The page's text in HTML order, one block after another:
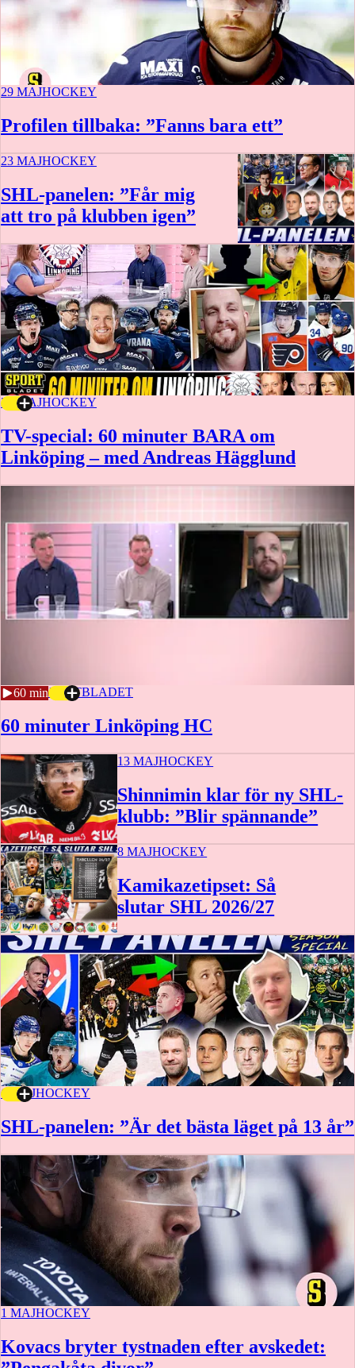
29 MAJHOCKEY
Profilen tillbaka: ”Fanns bara ett”
23 MAJHOCKEY
SHL-panelen: ”Får mig
att tro på klubben igen”
21 MAJHOCKEY
TV-special: 60 minuter BARA om
Linköping – med Andreas Hägglund
60 min
21 MAJSPORTBLADET
60 minuter Linköping HC
13 MAJHOCKEY
Shinnimin klar för ny SHL-
klubb: ”Blir spännande”
8 MAJHOCKEY
Kamikazetipset: Så
slutar SHL 2026/27
6 MAJHOCKEY
SHL-panelen: ”Är det bästa läget på 13 år”
1 MAJHOCKEY
Kovacs bryter tystnaden efter avskedet: